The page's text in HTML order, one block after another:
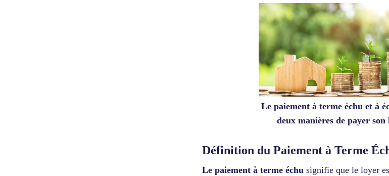
Le paiement à terme échu et à
deux manières de payer son
Définition du Paiement à Terme
Le paiement à terme échu signifie que le loyer